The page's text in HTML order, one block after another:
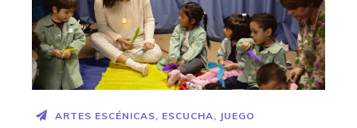
ARTES ESCÉNICAS, ESCUCHA, JUEGO